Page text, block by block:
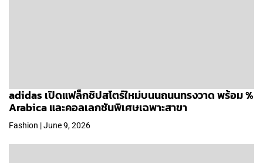
adidas เปิดแฟล็กชิปสโตร์ใหม่บนนถนนทรงวาด พร้อม %
Arabica และคอลเลกชันพิเศษเฉพาะสาขา
Fashion | June 9, 2026